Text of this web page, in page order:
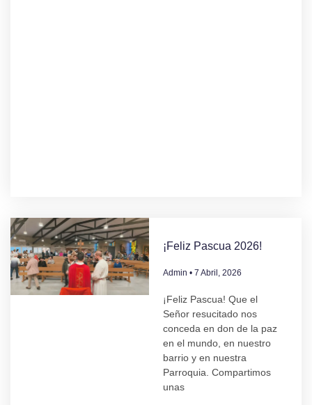
¡Feliz Pascua 2026!
Admin 7 Abril, 2026
¡Feliz Pascua! Que el
Señor resucitado nos
conceda en don de la paz
en el mundo, en nuestro
barrio y en nuestra
Parroquia. Compartimos
unas